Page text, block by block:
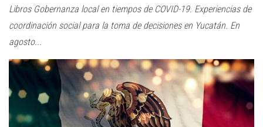
Libros Gobernanza local en tiempos de COVID-19. Experiencias de
coordinación social para la toma de decisiones en Yucatán. En
agosto...